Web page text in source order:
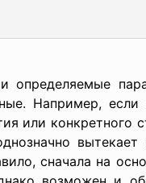
определяемые
Например, если
или конкретного
вытекает
сначала на